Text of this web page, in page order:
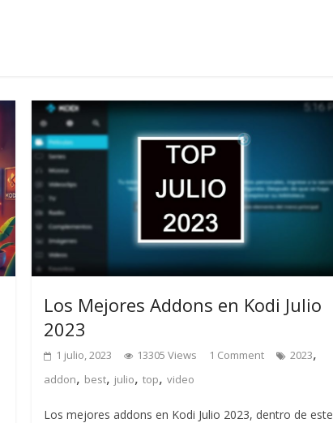
Los Mejores Addons en Kodi Julio
2023
1 julio, 2023 13305 Views 1 Comment 2023,
addon, best, julio,top,video
Los mejores addons en Kodi Julio 2023, dentro de este